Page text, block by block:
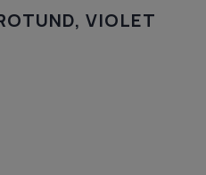
VIOLET